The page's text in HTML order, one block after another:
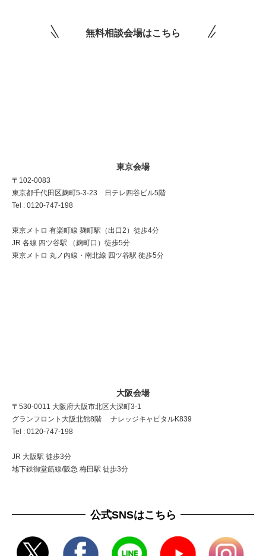
無料相談会場はこちら
東京会場
〒102-0083
東京都千代田区麹町5-3-23 日テレ四谷ビル5階
Tel : 0120-747-198
東京メトロ 有楽町線 麹町駅（出口2）徒歩4分
JR 各線 四ツ谷駅 （麹町口）徒歩5分
東京メトロ 丸ノ内線・南北線 四ツ谷駅 徒歩5分
大阪会場
〒530-0011 大阪府大阪市北区大深町3-1
グランフロント大阪北館8階 ナレッジキャピタルK839
Tel : 0120-747-198
JR 大阪駅 徒歩3分
地下鉄御堂筋線/阪急 梅田駅 徒歩3分
公式SNSはこちら